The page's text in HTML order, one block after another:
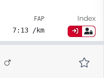
FAP
7:13 /km
Index